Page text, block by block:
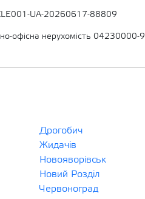
UA-20260617-88809
офісна нерухомість 04230000-9
Дрогобич
Жидачів
Новояворівськ
Новий Розділ
Червоноград